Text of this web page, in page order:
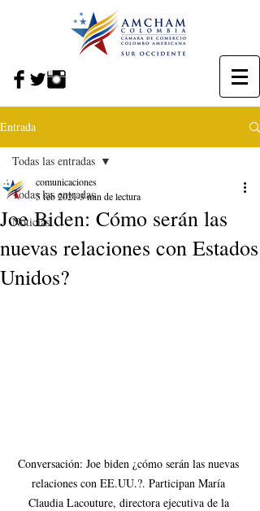
Entrada
Todas las entradas
Noticias
Todas las entradas
Joe Biden: Cómo serán las
nuevas relaciones con Estados
Unidos?
comunicaciones
5 feb 20213 min de lectura
Conversación: Joe biden ¿cómo serán las nuevas
relaciones con EE.UU.?. Participan María
Claudia Lacouture, directora ejecutiva de la